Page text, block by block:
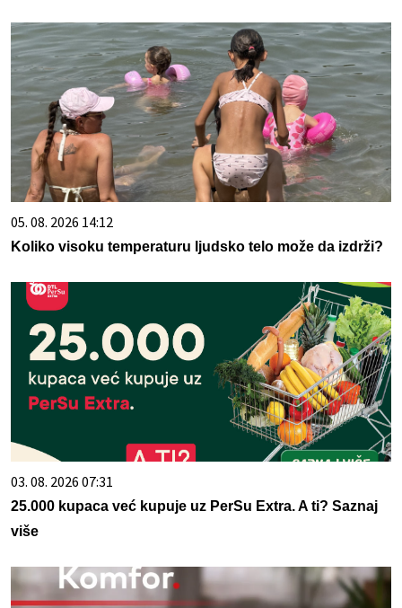
05. 08. 2026 14:12
Koliko visoku temperaturu ljudsko telo može da izdrži?
03. 08. 2026 07:31
25.000 kupaca već kupuje uz PerSu Extra. A ti? Saznaj
više